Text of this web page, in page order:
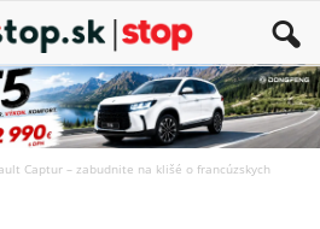
Captur – zabudnite na klišé o francúzskych